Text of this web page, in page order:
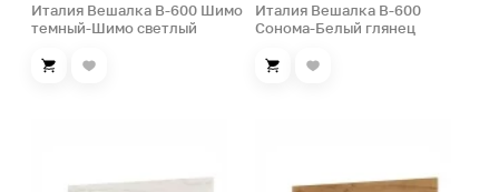
Италия Вешалка В-600 Шимо
темный-Шимо светлый
Италия Вешалка В-600
Сонома-Белый глянец